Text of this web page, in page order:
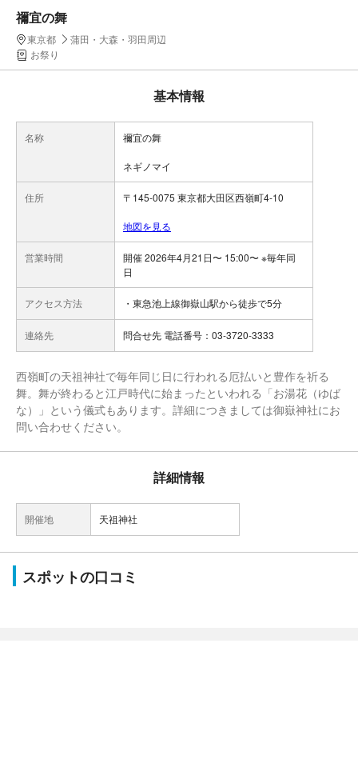
禰宜の舞
東京都
蒲田・大森・羽田周辺
お祭り
基本情報
名称 禰宜の舞
ネギノマイ
住所 〒145-0075 東京都大田区西嶺町4-10
地図を見る
営業時間
開催 2026年4月21日〜 15:00〜 ※毎年同
日
アクセス方法 ・東急池上線御嶽山駅から徒歩で5分
連絡先 問合せ先 電話番号：03-3720-3333
西嶺町の天祖神社で毎年同じ日に行われる厄払いと豊作を祈る
舞。舞が終わると江戸時代に始まったといわれる「お湯花（ゆば
な）」という儀式もあります。詳細につきましては御嶽神社にお
問い合わせください。
詳細情報
開催地 天祖神社
スポットの口コミ